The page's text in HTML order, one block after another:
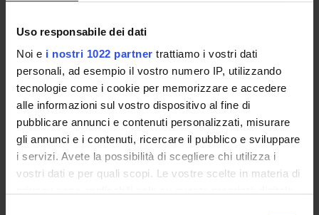
Uso responsabile dei dati
Noi e i nostri 1022 partner trattiamo i vostri dati
personali, ad esempio il vostro numero IP, utilizzando
tecnologie come i cookie per memorizzare e accedere
alle informazioni sul vostro dispositivo al fine di
pubblicare annunci e contenuti personalizzati, misurare
gli annunci e i contenuti, ricercare il pubblico e sviluppare
i servizi. Avete la possibilità di scegliere chi utilizza i
vostri dati e per quali scopi. Le vostre scelte in materia di
PUBLICATIONS
ASSIGNMENTS
ORGANISATION
GOVERNANCE